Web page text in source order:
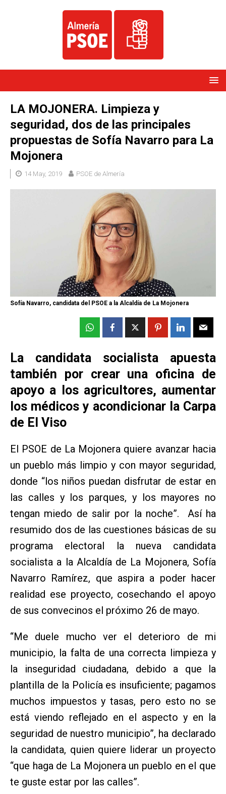
LA MOJONERA. Limpieza y
seguridad, dos de las principales
propuestas de Sofía Navarro para La
Mojonera
14 May, 2019 PSOE de Almería
Sofía Navarro, candidata del PSOE a la Alcaldía de La Mojonera
La candidata socialista apuesta
también por crear una oficina de
apoyo a los agricultores, aumentar
los médicos y acondicionar la Carpa
de El Viso
El PSOE de La Mojonera quiere avanzar hacia
un pueblo más limpio y con mayor seguridad,
donde “los niños puedan disfrutar de estar en
las calles y los parques, y los mayores no
tengan miedo de salir por la noche”. Así ha
resumido dos de las cuestiones básicas de su
programa electoral la nueva candidata
socialista a la Alcaldía de La Mojonera, Sofía
Navarro Ramírez, que aspira a poder hacer
realidad ese proyecto, cosechando el apoyo
de sus convecinos el próximo 26 de mayo.
“Me duele mucho ver el deterioro de mi
municipio, la falta de una correcta limpieza y
la inseguridad ciudadana, debido a que la
plantilla de la Policía es insuficiente; pagamos
muchos impuestos y tasas, pero esto no se
está viendo reflejado en el aspecto y en la
seguridad de nuestro municipio”, ha declarado
la candidata, quien quiere liderar un proyecto
“que haga de La Mojonera un pueblo en el que
te guste estar por las calles”.